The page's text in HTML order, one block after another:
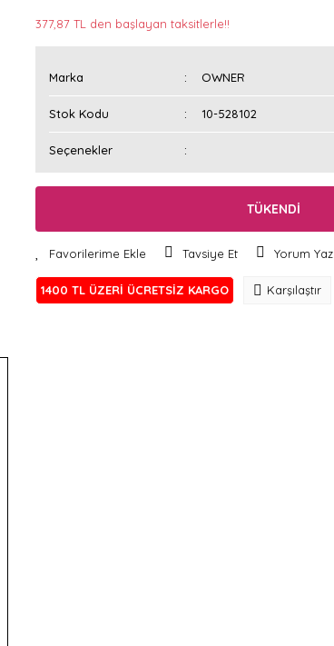
377,87 TL den başlayan taksitlerle!!
Marka OWNER
Stok Kodu 10-528102
Seçenekler
TÜKENDİ
Tavsiye Et Yorum Yaz
1400 TL ÜZERİ ÜCRETSİZ KARGO Karşılaştır